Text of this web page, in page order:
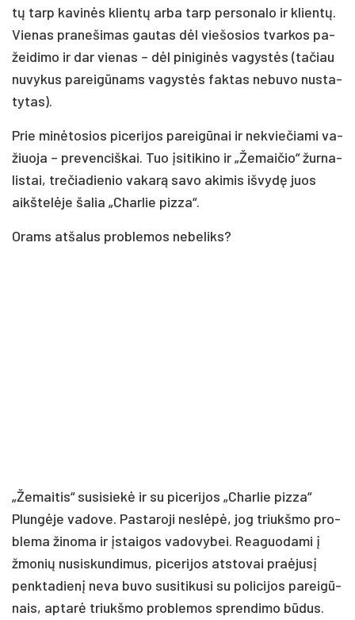
tų tarp ka­vi­nės klien­tų ar­ba tarp per­so­na­lo ir klien­tų.
Vie­nas pra­ne­ši­mas gau­tas dėl vie­šo­sios tvar­kos pa­
žei­di­mo ir dar vie­nas – dėl pi­ni­gi­nės va­gys­tės (ta­čiau
nu­vy­kus pa­rei­gū­nams va­gys­tės fak­tas ne­bu­vo nu­sta­
ty­tas).
Prie mi­nė­to­sios pi­ce­ri­jos pa­rei­gū­nai ir ne­kvie­čia­mi va­
žiuo­ja – pre­ven­ciš­kai. Tuo įsi­ti­ki­no ir „Že­mai­čio“ žur­na­
lis­tai, tre­čia­die­nio va­ka­rą sa­vo aki­mis iš­vy­dę juos
aikš­te­lė­je ša­lia „Char­lie piz­za“.
Orams at­ša­lus pro­ble­mos ne­be­liks?
„Že­mai­tis“ su­si­sie­kė ir su pi­ce­ri­jos „Char­lie piz­za“
Plun­gė­je va­do­ve. Pas­ta­ro­ji ne­slė­pė, jog triukš­mo pro­
ble­ma ži­no­ma ir įstai­gos va­do­vy­bei. Rea­guo­da­mi į
žmo­nių nu­si­skun­di­mus, pi­ce­ri­jos at­sto­vai praė­ju­sį
penk­ta­die­nį ne­va bu­vo su­si­ti­ku­si su po­li­ci­jos pa­rei­gū­
nais, ap­ta­rė triukš­mo pro­ble­mos spren­di­mo bū­dus.